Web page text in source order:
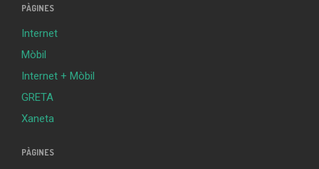
PÀGINES
Internet
Mòbil
Internet + Mòbil
GRETA
Xaneta
PÀGINES